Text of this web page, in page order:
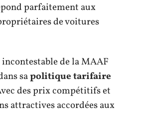
parfaitement aux
de voitures
de la MAAF
sapolitique tarifaire
des prix compétitifs et
attractives accordées aux